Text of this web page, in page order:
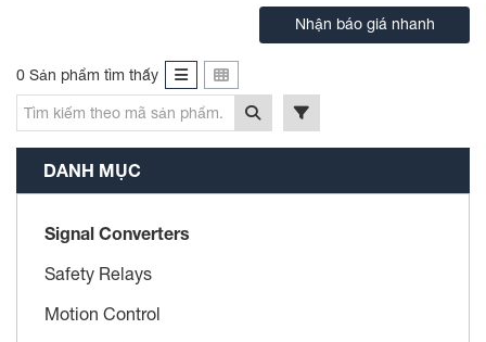
Nhận báo giá nhanh
0 Sản phẩm tìm thấy
DANH MỤC
Signal Converters
Safety Relays
Motion Control